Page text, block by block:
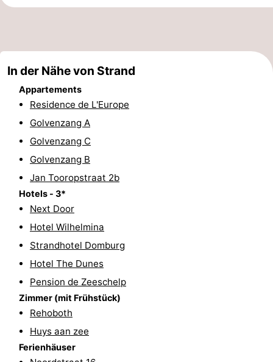
Radfahren
-
Reiten
Reitschulen
Golfplatze
Sportangeln
Mondriaan
Toorop
Essen
trinken
Veranstaltungen
Ringstechen
Praktisch
Forum
In der Nähe von Strand
Appartements
Residence de L'Europe
Golvenzang A
Golvenzang C
Golvenzang B
Jan Tooropstraat 2b
Hotels - 3*
Next Door
Hotel Wilhelmina
Strandhotel Domburg
Hotel The Dunes
Pension de Zeeschelp
Zimmer (mit Frühstück)
Rehoboth
Huys aan zee
Ferienhäuser